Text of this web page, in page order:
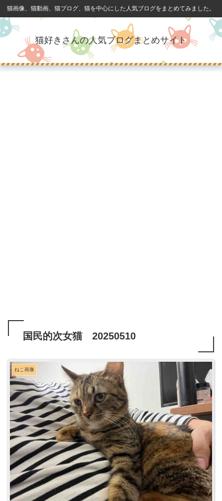
猫画像、猫動画、猫ブログ、猫を中心にした人気ブログをまとめてみました。
猫好きさんの人気ブログまとめサイト
国民的次女猫 20250510
ねこ画像